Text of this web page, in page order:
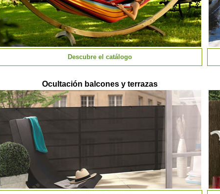
Descubre el catálogo
Ocultación balcones y terrazas